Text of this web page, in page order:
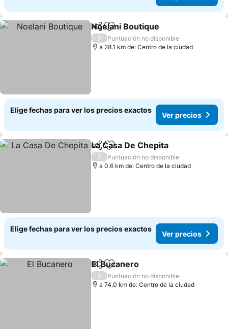
CompartirAgregar a favoritos
Noelani Boutique
/
Puntuación no disponible
a 28.1 km de: Centro de la ciudad
Elige fechas para ver los precios exactos
Ver precios
CompartirAgregar a favoritos
La Casa De Chepita
/
Puntuación no disponible
a 0.6 km de: Centro de la ciudad
Elige fechas para ver los precios exactos
Ver precios
CompartirAgregar a favoritos
El Bucanero
/
Puntuación no disponible
a 74.0 km de: Centro de la ciudad